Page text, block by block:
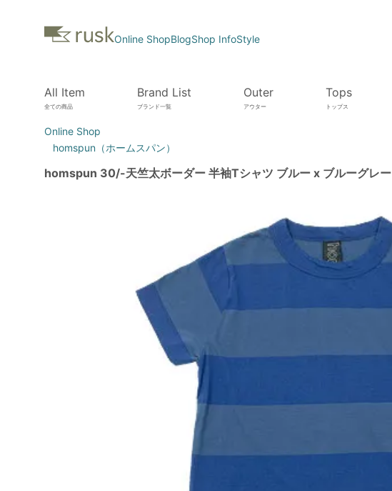
Online ShopBlogShop InfoStyle
All Item
全ての商品
Brand List
ブランド一覧
Outer
アウター
Tops
トップス
Online Shop
homspun（ホームスパン）
homspun 30/-天竺太ボーダー 半袖Tシャツ ブルー x ブルーグレー